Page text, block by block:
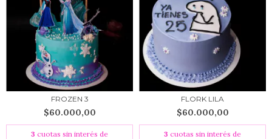
FROZEN 3
$60.000,00
3 cuotas sin interés de
FLORK LILA
$60.000,00
3 cuotas sin interés de